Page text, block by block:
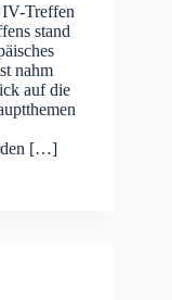
Treffen
stand
nahm
auf die
[…]